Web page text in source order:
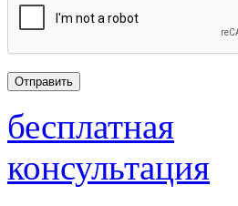
бесплатная
консультация